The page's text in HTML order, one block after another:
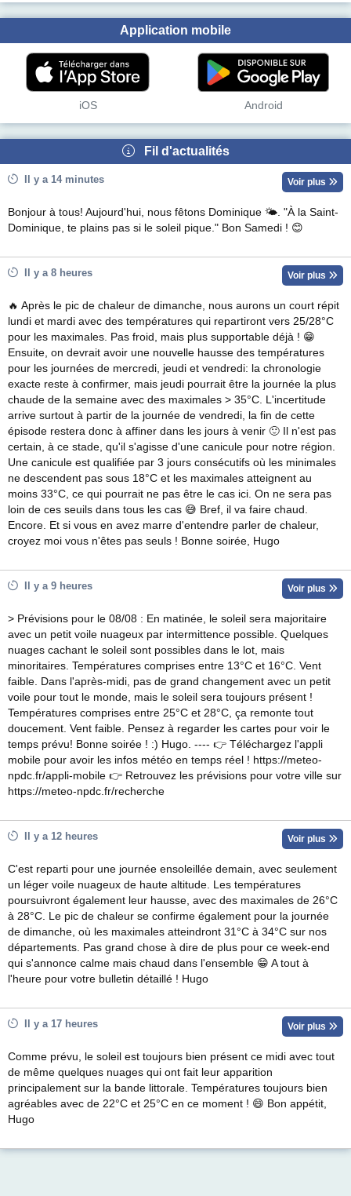
Application mobile
iOS Android
Fil d'actualités
Il y a 14 minutes Voir plus
Bonjour à tous! Aujourd'hui, nous fêtons Dominique 🌤. "À la Saint-
Dominique, te plains pas si le soleil pique." Bon Samedi ! 😊
Il y a 8 heures Voir plus
🔥 Après le pic de chaleur de dimanche, nous aurons un court répit
lundi et mardi avec des températures qui repartiront vers 25/28°C
pour les maximales. Pas froid, mais plus supportable déjà ! 😁
Ensuite, on devrait avoir une nouvelle hausse des températures
pour les journées de mercredi, jeudi et vendredi: la chronologie
exacte reste à confirmer, mais jeudi pourrait être la journée la plus
chaude de la semaine avec des maximales > 35°C. L'incertitude
arrive surtout à partir de la journée de vendredi, la fin de cette
épisode restera donc à affiner dans les jours à venir 🙂 Il n'est pas
certain, à ce stade, qu'il s'agisse d'une canicule pour notre région.
Une canicule est qualifiée par 3 jours consécutifs où les minimales
ne descendent pas sous 18°C et les maximales atteignent au
moins 33°C, ce qui pourrait ne pas être le cas ici. On ne sera pas
loin de ces seuils dans tous les cas 😅 Bref, il va faire chaud.
Encore. Et si vous en avez marre d'entendre parler de chaleur,
croyez moi vous n'êtes pas seuls ! Bonne soirée, Hugo
Il y a 9 heures Voir plus
> Prévisions pour le 08/08 : En matinée, le soleil sera majoritaire
avec un petit voile nuageux par intermittence possible. Quelques
nuages cachant le soleil sont possibles dans le lot, mais
minoritaires. Températures comprises entre 13°C et 16°C. Vent
faible. Dans l'après-midi, pas de grand changement avec un petit
voile pour tout le monde, mais le soleil sera toujours présent !
Températures comprises entre 25°C et 28°C, ça remonte tout
doucement. Vent faible. Pensez à regarder les cartes pour voir le
temps prévu! Bonne soirée ! :) Hugo. ---- 👉 Téléchargez l'appli
mobile pour avoir les infos météo en temps réel ! https://meteo-
npdc.fr/appli-mobile 👉 Retrouvez les prévisions pour votre ville sur
https://meteo-npdc.fr/recherche
Il y a 12 heures Voir plus
C'est reparti pour une journée ensoleillée demain, avec seulement
un léger voile nuageux de haute altitude. Les températures
poursuivront également leur hausse, avec des maximales de 26°C
à 28°C. Le pic de chaleur se confirme également pour la journée
de dimanche, où les maximales atteindront 31°C à 34°C sur nos
départements. Pas grand chose à dire de plus pour ce week-end
qui s'annonce calme mais chaud dans l'ensemble 😁 A tout à
l'heure pour votre bulletin détaillé ! Hugo
Il y a 17 heures Voir plus
Comme prévu, le soleil est toujours bien présent ce midi avec tout
de même quelques nuages qui ont fait leur apparition
principalement sur la bande littorale. Températures toujours bien
agréables avec de 22°C et 25°C en ce moment ! 😄 Bon appétit,
Hugo